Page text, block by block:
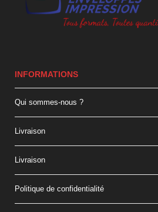
INFORMATIONS
Qui sommes-nous ?
Livraison
Livraison
Politique de confidentialité